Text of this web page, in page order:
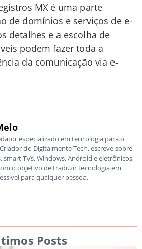
MX é uma parte
de domínios e serviços de e-
detalhes e a escolha de
podem fazer toda a
da comunicação via e-
especializado em tecnologia para o
do Digitalmente Tech, escreve sobre
smart TVs, Windows, Android e eletrônicos
o objetivo de traduzir tecnologia em
para qualquer pessoa.
Posts